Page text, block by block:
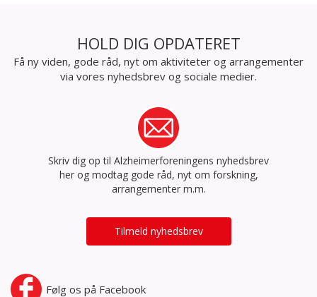
HOLD DIG OPDATERET
Få ny viden, gode råd, nyt om aktiviteter og arrangementer
via vores nyhedsbrev og sociale medier.
Skriv dig op til Alzheimerforeningens nyhedsbrev
her og modtag gode råd, nyt om forskning,
arrangementer m.m.
Tilmeld nyhedsbrev
Følg os på Facebook